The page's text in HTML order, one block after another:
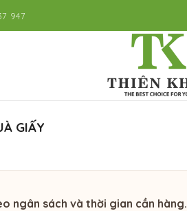
947
GIẤY
ngân sách và thời gian cần hàng.